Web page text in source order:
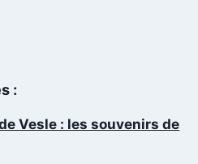
:
Vesle : les souvenirs de